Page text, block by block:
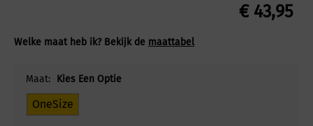
€43,95
Welke maat heb ik? Bekijk de maattabel
Maat: Kies Een Optie
OneSize